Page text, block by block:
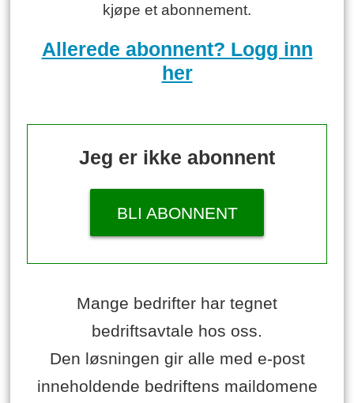
kjøpe et abonnement.
Allerede abonnent? Logg inn
her
Jeg er ikke abonnent
BLI ABONNENT
Mange bedrifter har tegnet
bedriftsavtale hos oss.
Den løsningen gir alle med e-post
inneholdende bedriftens maildomene